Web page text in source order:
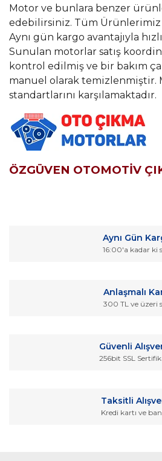
Motor ve bunlara benzer
edebilirsiniz. Tüm
Aynı gün kargo avantajıyla
Sunulan motorlar satış
kontrol edilmiş ve bir bakım
manuel olarak
standartlarını karşılamaktadır.
ÖZGÜVEN OTOMOTİV
Görüş ve önerileriniz için teşekkür
Ürün bilgilerinde hatalar bulunuyor.
Gönder
Aynı Gün
16:00'a kadar ki
Anlaşmalı
300 TL ve üzeri
Güvenli
256bit SSL
Taksitli
Kredi kartı ve